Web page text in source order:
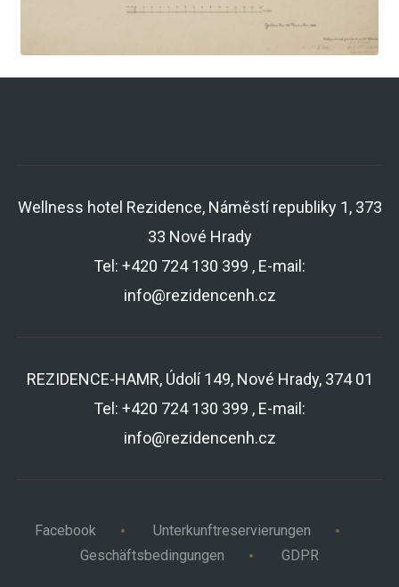
Wellness hotel Rezidence, Náměstí republiky 1, 373
33 Nové Hrady
Tel: +420 724 130 399 , E-mail:
info@rezidencenh.cz
REZIDENCE-HAMR, Údolí 149, Nové Hrady, 374 01
Tel: +420 724 130 399 , E-mail:
info@rezidencenh.cz
Facebook
Unterkunftreservierungen
Geschäftsbedingungen
GDPR